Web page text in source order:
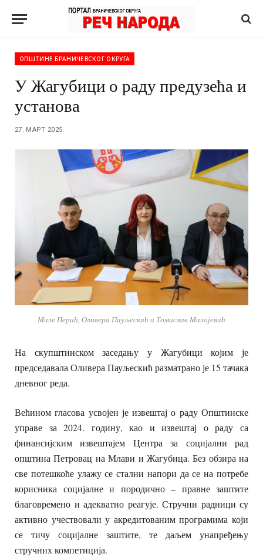
ОПШТИНЕ БРАНИЧЕВСКОГ ОКРУГА
У Жагубици о раду предузећа и
установа
27. МАРТ 2025.
Миле Перић, Оливера Пауљескић и Томислав Милојевић
На скупштинском заседању у Жагубици којим је
председавала Оливера Пауљескић разматрано је 15 тачака
дневног реда.
Већином гласова усвојен је извештај о раду Општинске
управе за 2024. годину, као и извештај о раду са
финансијским извештајем Центра за социјални рад
општина Петровац на Млави и Жагубица. Без обзира на
све потешкоће улажу се стални напори да се на потребе
корисника социјалне и породично – правне заштите
благовремено и адекватно реагује. Стручни радници су
активно учествовали у акредитованим програмима који
се тичу социјалне заштите, те даљем унапређењу
стручних компетиција.